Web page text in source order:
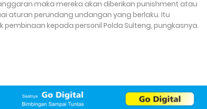
maka mereka akan diberikan punishment atau
aturan perundang undangan yang berlaku. Itu
kepada personil Polda Sulteng, pungkasnya.